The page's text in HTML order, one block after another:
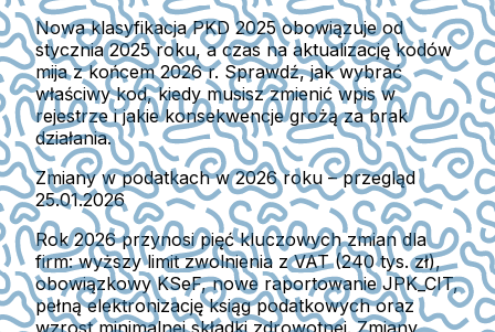
Nowa klasyfikacja PKD 2025 obowiązuje od
stycznia 2025 roku, a czas na aktualizację kodów
mija z końcem 2026 r. Sprawdź, jak wybrać
właściwy kod, kiedy musisz zmienić wpis w
rejestrze i jakie konsekwencje grożą za brak
działania.
Zmiany w podatkach w 2026 roku – przegląd
25.01.2026
Rok 2026 przynosi pięć kluczowych zmian dla
firm: wyższy limit zwolnienia z VAT (240 tys. zł),
obowiązkowy KSeF, nowe raportowanie JPK_CIT,
pełną elektronizację ksiąg podatkowych oraz
wzrost minimalnej składki zdrowotnej. Zmiany